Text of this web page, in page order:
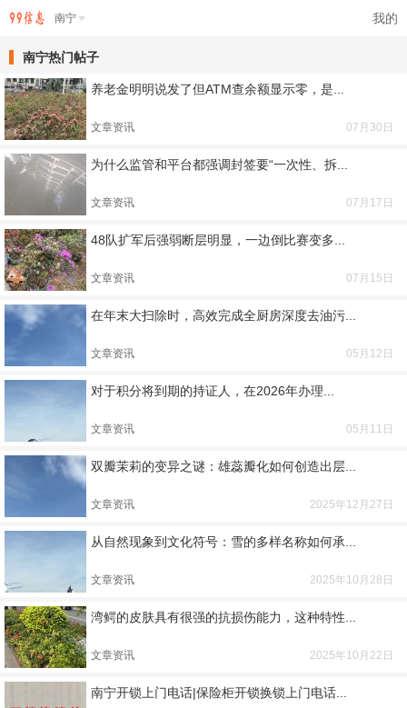
我的
南宁
南宁热门帖子
养老金明明说发了但ATM查余额显示零，是...
文章资讯 07月30日
为什么监管和平台都强调封签要“一次性、拆...
文章资讯 07月17日
48队扩军后强弱断层明显，一边倒比赛变多...
文章资讯 07月15日
在年末大扫除时，高效完成全厨房深度去油污...
文章资讯 05月12日
对于积分将到期的持证人，在2026年办理...
文章资讯 05月11日
双瓣茉莉的变异之谜：雄蕊瓣化如何创造出层...
文章资讯 2025年12月27日
从自然现象到文化符号：雪的多样名称如何承...
文章资讯 2025年10月28日
湾鳄的皮肤具有很强的抗损伤能力，这种特性...
文章资讯 2025年10月22日
南宁开锁上门电话|保险柜开锁换锁上门电话...